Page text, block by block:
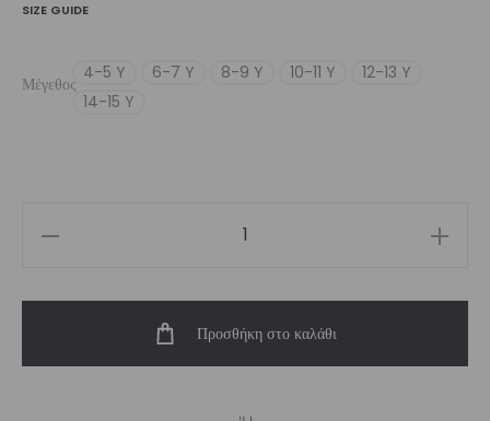
SIZE GUIDE
Μέγεθος
4-5 Y 6-7 Y 8-9 Y 10-11 Y
12-13 Y
14-15 Y
|
Προσθήκη στο καλάθι